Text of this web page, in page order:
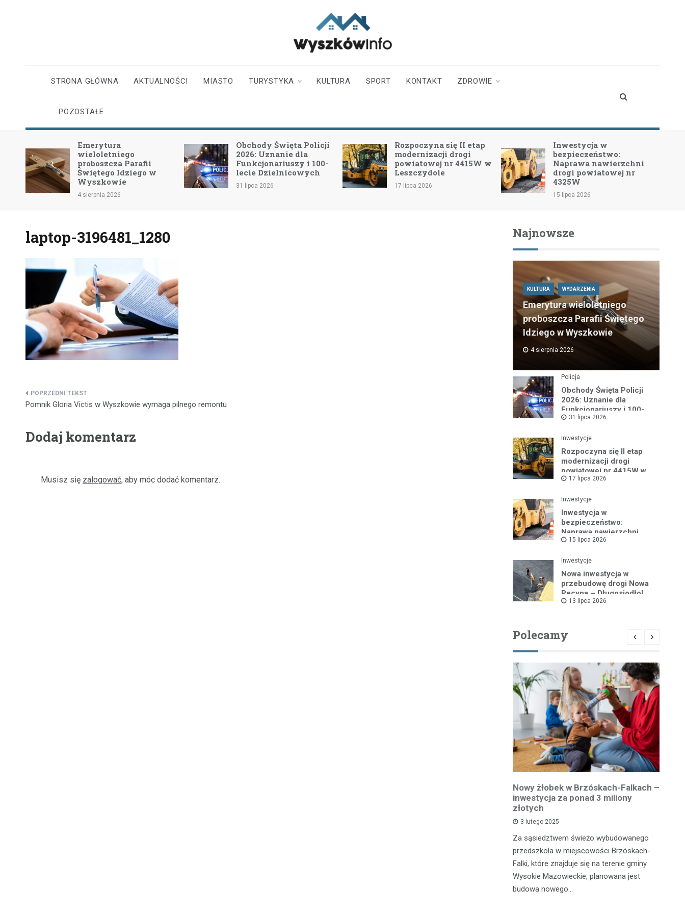
STRONA GŁÓWNA AKTUALNOŚCI MIASTO TURYSTYKA KULTURA SPORT KONTAKT ZDROWIE
POZOSTAŁE
Emerytura
wieloletniego
proboszcza Parafii
Świętego Idziego w
Wyszkowie
4 sierpnia 2026
Obchody Święta Policji
2026: Uznanie dla
Funkcjonariuszy i 100-
lecie Dzielnicowych
31 lipca 2026
Rozpoczyna się II etap
modernizacji drogi
powiatowej nr 4415W w
Leszczydole
17 lipca 2026
Inwestycja w
bezpieczeństwo:
Naprawa nawierzchni
drogi powiatowej nr
4325W
15 lipca 2026
laptop-3196481_1280
Nawigacja
Pomnik Gloria Victis w Wyszkowie wymaga pilnego remontu
Dodaj komentarz
Musisz się zalogować, aby móc dodać komentarz.
Najnowsze
KULTURA WYDARZENIA
Emerytura wieloletniego
proboszcza Parafii Świętego
Idziego w Wyszkowie
4 sierpnia 2026
Policja
Obchody Święta Policji
2026: Uznanie dla
Funkcjonariuszy i 100-
lecie Dzielnicowych
31 lipca 2026
Inwestycje
Rozpoczyna się II etap
modernizacji drogi
powiatowej nr 4415W w
Leszczydole
17 lipca 2026
Inwestycje
Inwestycja w
bezpieczeństwo:
Naprawa nawierzchni
drogi powiatowej nr
15 lipca 2026
Inwestycje
Nowa inwestycja w
przebudowę drogi Nowa
Pecyna – Długosiodło!
13 lipca 2026
Polecamy
Nowy żłobek w Brzóskach-Falkach –
inwestycja za ponad 3 miliony
złotych
3 lutego 2025
Za sąsiedztwem świeżo wybudowanego
przedszkola w miejscowości Brzóskach-
Falki, które znajduje się na terenie gminy
Wysokie Mazowieckie, planowana jest
budowa nowego…